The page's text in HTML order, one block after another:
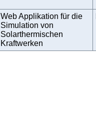
Web Applikation für die
Simulation von
Solarthermischen
Kraftwerken